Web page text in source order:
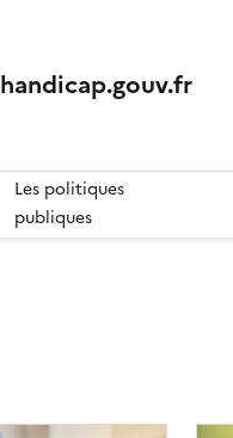
handicap.gouv.fr
Les politiques
publiques